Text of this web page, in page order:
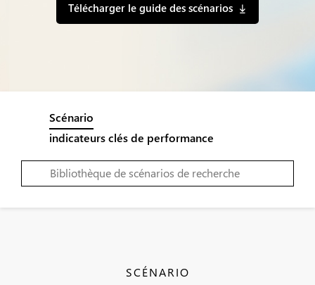
Télécharger le guide des scénarios
Scénario
indicateurs clés de performance
SCÉNARIO